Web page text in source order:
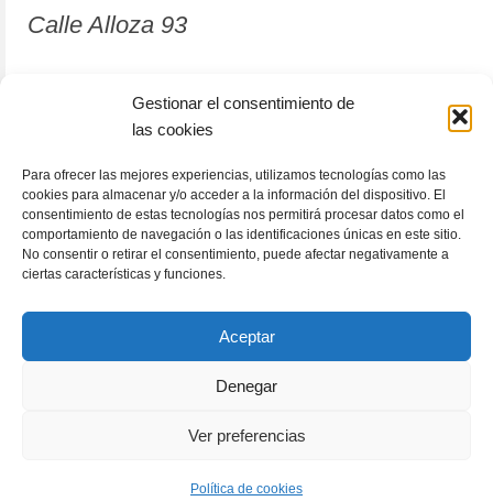
Gestionar el consentimiento de
las cookies
Para ofrecer las mejores experiencias, utilizamos tecnologías como las
cookies para almacenar y/o acceder a la información del dispositivo. El
consentimiento de estas tecnologías nos permitirá procesar datos como el
comportamiento de navegación o las identificaciones únicas en este sitio.
No consentir o retirar el consentimiento, puede afectar negativamente a
ciertas características y funciones.
Aceptar
Denegar
Ver preferencias
Política de cookies
Calle Alloza 93
12001 Castellón de la Plana
964 81 37 63
Política de cookies (UE)
Términos y condiciones
© 2026 GeneratePress